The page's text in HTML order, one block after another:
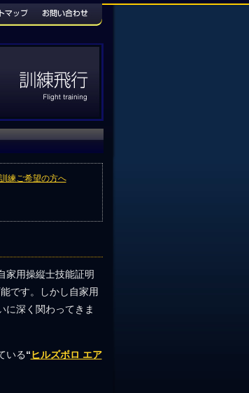
訓練ご希望の方へ
家用操縦士技能証明
です。しかし自家用
に深く関わってきま
いる“ヒルズボロ エア